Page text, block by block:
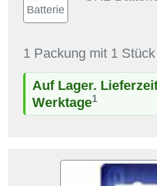
1 Packung mit 1 Stück
Auf Lager.
Werktage1